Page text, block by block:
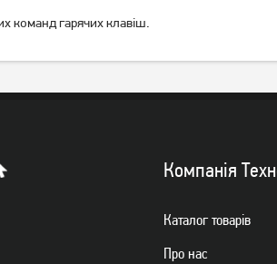
команд гарячих клавіш.
Компанiя
Каталог товарiв
Про нас